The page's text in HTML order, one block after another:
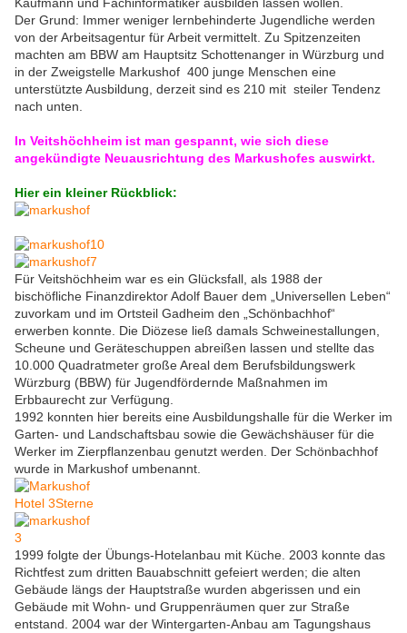
Der Grund: Immer weniger lernbehinderte Jugendliche werden
von der Arbeitsagentur für Arbeit vermittelt. Zu Spitzenzeiten
machten am BBW am Hauptsitz Schottenanger in Würzburg und
in der Zweigstelle Markushof 400 junge Menschen eine
unterstützte Ausbildung, derzeit sind es 210 mit steiler Tendenz
nach unten.
In Veitshöchheim ist man gespannt, wie sich diese
angekündigte Neuausrichtung des Markushofes auswirkt.
Hier ein kleiner Rückblick:
Für Veitshöchheim war es ein Glücksfall, als 1988 der
bischöfliche Finanzdirektor Adolf Bauer dem „Universellen Leben“
zuvorkam und im Ortsteil Gadheim den „Schönbachhof“
erwerben konnte. Die Diözese ließ damals Schweinestallungen,
Scheune und Geräteschuppen abreißen lassen und stellte das
10.000 Quadratmeter große Areal dem Berufsbildungswerk
Würzburg (BBW) für Jugendfördernde Maßnahmen im
Erbbaurecht zur Verfügung.
1992 konnten hier bereits eine Ausbildungshalle für die Werker im
Garten- und Landschaftsbau sowie die Gewächshäuser für die
Werker im Zierpflanzenbau genutzt werden. Der Schönbachhof
wurde in Markushof umbenannt.
1999 folgte der Übungs-Hotelanbau mit Küche. 2003 konnte das
Richtfest zum dritten Bauabschnitt gefeiert werden; die alten
Gebäude längs der Hauptstraße wurden abgerissen und ein
Gebäude mit Wohn- und Gruppenräumen quer zur Straße
entstand. 2004 war der Wintergarten-Anbau am Tagungshaus